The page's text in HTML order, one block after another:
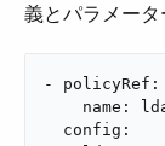
義とパラメータ
- policyRef:
name:
  config: